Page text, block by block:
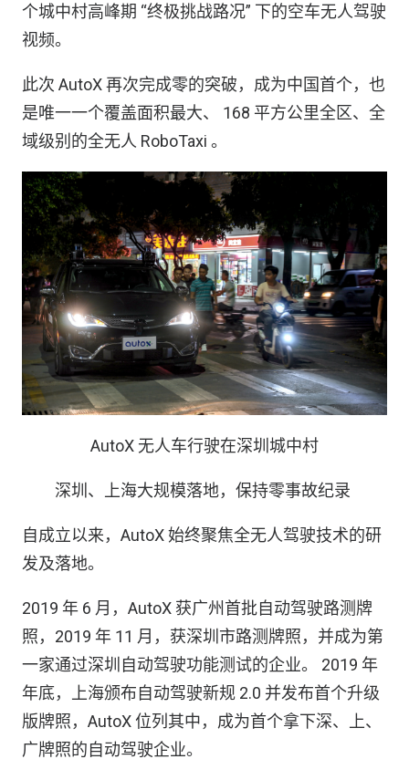
个城中村高峰期 “终极挑战路况” 下的空车无人驾驶
视频。
此次 AutoX 再次完成零的突破，成为中国首个，也
是唯一一个覆盖面积最大、 168 平方公里全区、全
域级别的全无人 RoboTaxi 。
AutoX 无人车行驶在深圳城中村
深圳、上海大规模落地，保持零事故纪录
自成立以来，AutoX 始终聚焦全无人驾驶技术的研
发及落地。
2019 年 6 月，AutoX 获广州首批自动驾驶路测牌
照，2019 年 11 月，获深圳市路测牌照，并成为第
一家通过深圳自动驾驶功能测试的企业。 2019 年
年底，上海颁布自动驾驶新规 2.0 并发布首个升级
版牌照，AutoX 位列其中，成为首个拿下深、上、
广牌照的自动驾驶企业。